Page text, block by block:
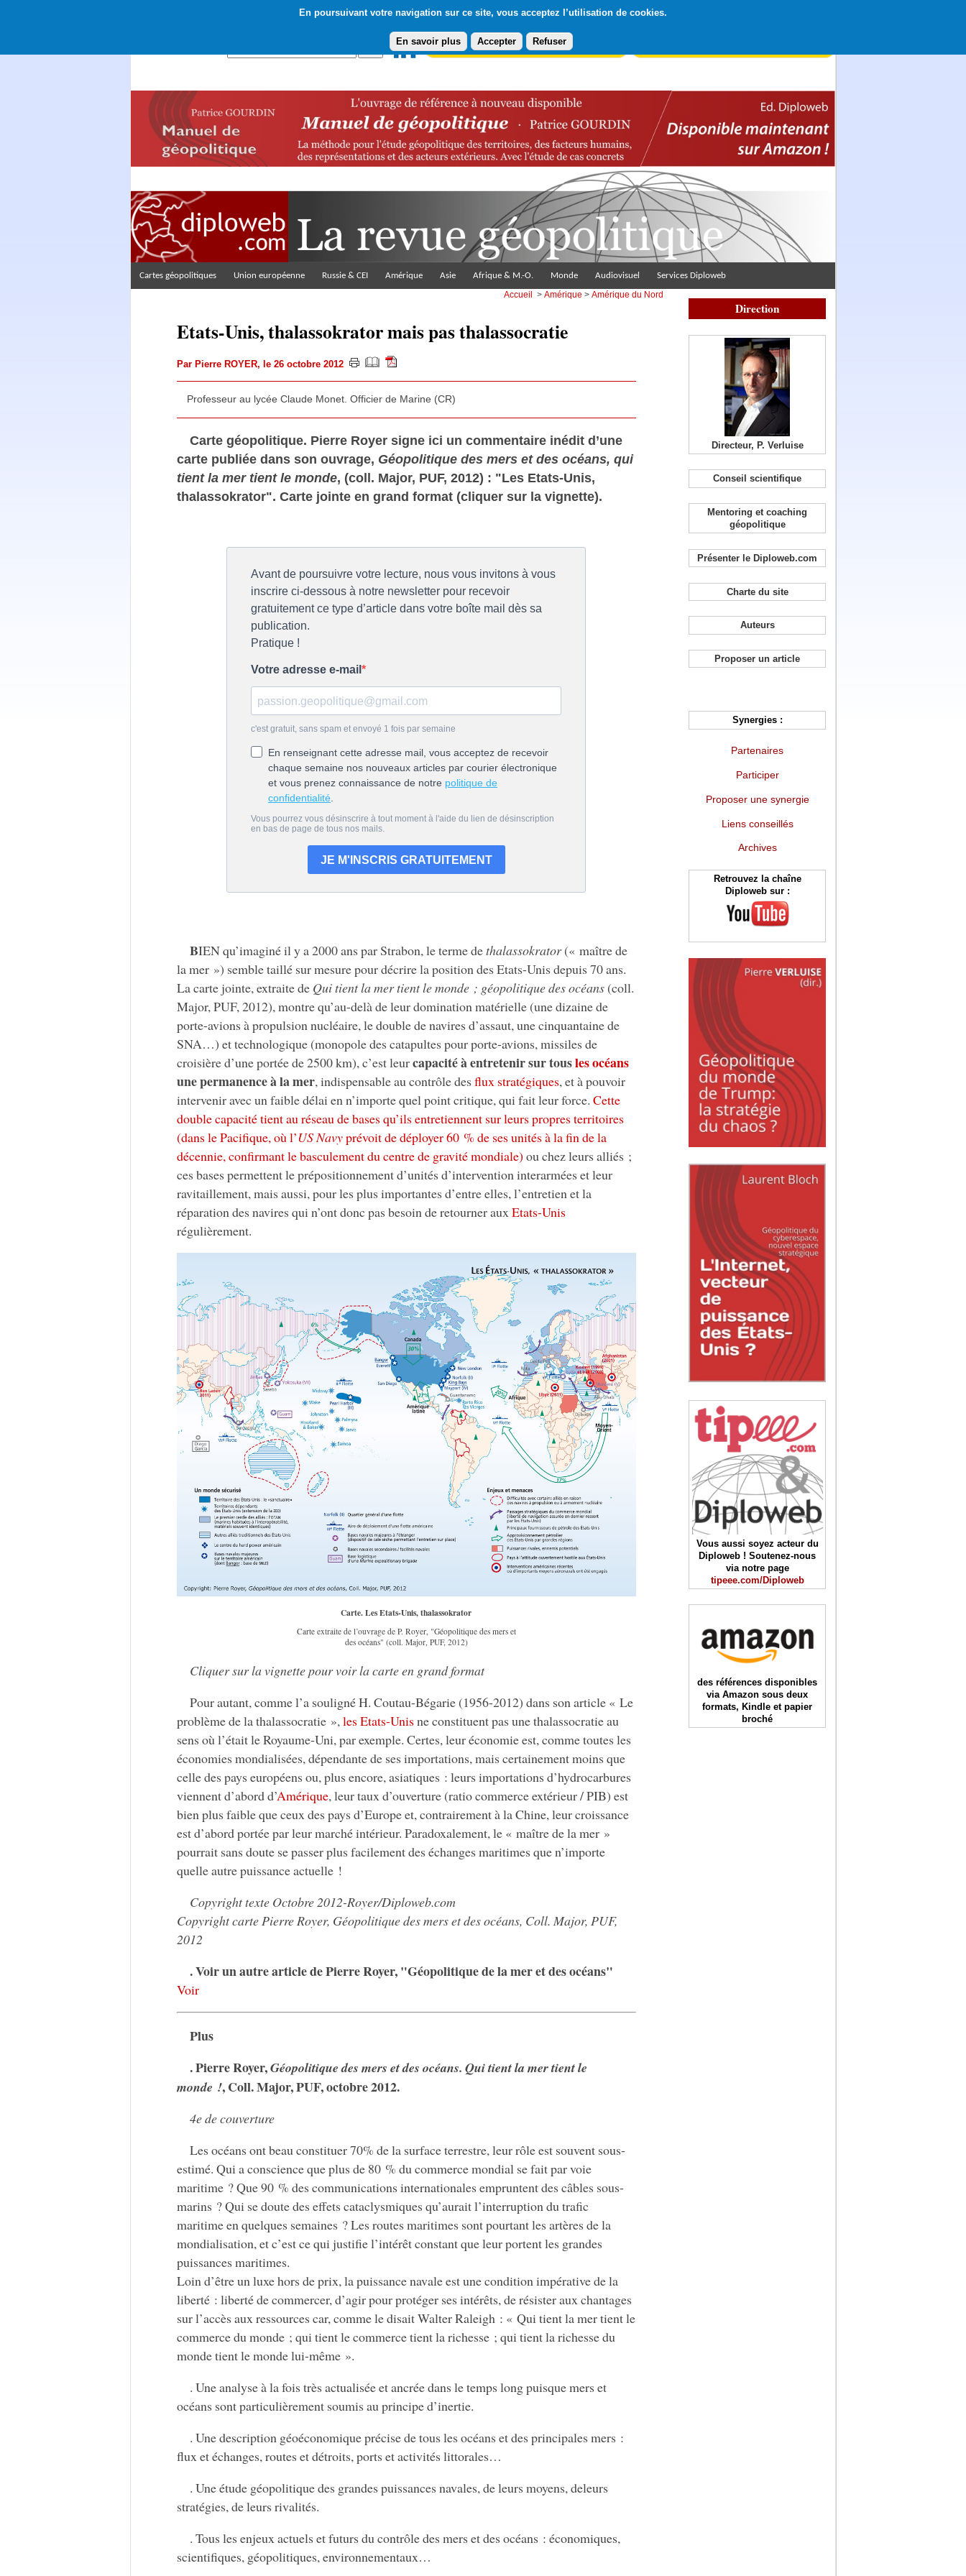
En poursuivant votre navigation sur ce site, vous acceptez l’utilisation de cookies.
En savoir plus Accepter Refuser
Abonnement gratuit à la Lettre du Diploweb
Cartes géopolitiques Union européenne Russie & CEI Amérique Asie Afrique & M.-O. Monde Audiovisuel Services Diploweb
Accueil >Amérique >Amérique du Nord
Etats-Unis, thalassokrator mais pas thalassocratie
Par Pierre ROYER, le 26 octobre 2012
Professeur au lycée Claude Monet. Officier de Marine (CR)
Carte géopolitique. Pierre Royer signe ici un commentaire inédit d’une
carte publiée dans son ouvrage, Géopolitique des mers et des océans, qui
tient la mer tient le monde, (coll. Major, PUF, 2012) : "Les Etats-Unis,
thalassokrator". Carte jointe en grand format (cliquer sur la vignette).
BIEN qu’imaginé il y a 2000 ans par Strabon, le terme dethalassokrator(« maître de
la mer ») semble taillé sur mesure pour décrire la position des Etats-Unis depuis 70 ans.
La carte jointe, extraite de Qui tient la mer tient le monde ; géopolitique des océans(coll.
Major, PUF, 2012), montre qu’au-delà de leur domination matérielle (une dizaine de
porte-avions à propulsion nucléaire, le double de navires d’assaut, une cinquantaine de
SNA…) et technologique (monopole des catapultes pour porte-avions, missiles de
croisière d’une portée de 2500 km), c’est leurcapacité à entretenir sur tousles océans
une permanence à la mer, indispensable au contrôle des flux stratégiques, et à pouvoir
intervenir avec un faible délai en n’importe quel point critique, qui fait leur force. Cette
double capacité tient au réseau de bases qu’ils entretiennent sur leurs propres territoires
(dans le Pacifique, où l’US Navyprévoit de déployer 60 % de ses unités à la fin de la
décennie, confirmant le basculement du centre de gravité mondiale) ou chez leurs alliés ;
ces bases permettent le prépositionnement d’unités d’intervention interarmées et leur
ravitaillement, mais aussi, pour les plus importantes d’entre elles, l’entretien et la
réparation des navires qui n’ont donc pas besoin de retourner auxEtats-Unis
régulièrement.
Carte. Les Etats-Unis, thalassokrator
Carte extraite de l’ouvrage de P. Royer, "Géopolitique des mers et
des océans" (coll. Major, PUF, 2012)
Cliquer sur la vignette pour voir la carte en grand format
Pour autant, comme l’a souligné H. Coutau-Bégarie (1956-2012) dans son article « Le
problème de la thalassocratie »,les Etats-Unisne constituent pas une thalassocratie au
sens où l’était le Royaume-Uni, par exemple. Certes, leur économie est, comme toutes les
économies mondialisées, dépendante de ses importations, mais certainement moins que
celle des pays européens ou, plus encore, asiatiques : leurs importations d’hydrocarbures
viennent d’abord d’Amérique, leur taux d’ouverture (ratio commerce extérieur / PIB) est
bien plus faible que ceux des pays d’Europe et, contrairement à la Chine, leur croissance
est d’abord portée par leur marché intérieur. Paradoxalement, le « maître de la mer »
pourrait sans doute se passer plus facilement des échanges maritimes que n’importe
quelle autre puissance actuelle !
Copyright texte Octobre 2012-Royer/Diploweb.com
Copyright carte Pierre Royer, Géopolitique des mers et des océans, Coll. Major, PUF,
2012
. Voir un autre article de Pierre Royer, "Géopolitique de la mer et des océans"
Voir
Plus
. Pierre Royer,Géopolitique des mers et des océans. Qui tient la mer tient le
monde !, Coll. Major, PUF, octobre 2012.
4e de couverture
Les océans ont beau constituer 70% de la surface terrestre, leur rôle est souvent sous-
estimé. Qui a conscience que plus de 80 % du commerce mondial se fait par voie
maritime ? Que 90 % des communications internationales empruntent des câbles sous-
marins ? Qui se doute des effets cataclysmiques qu’aurait l’interruption du trafic
maritime en quelques semaines ? Les routes maritimes sont pourtant les artères de la
mondialisation, et c’est ce qui justifie l’intérêt constant que leur portent les grandes
puissances maritimes.
Loin d’être un luxe hors de prix, la puissance navale est une condition impérative de la
liberté : liberté de commercer, d’agir pour protéger ses intérêts, de résister aux chantages
sur l’accès aux ressources car, comme le disait Walter Raleigh : « Qui tient la mer tient le
commerce du monde ; qui tient le commerce tient la richesse ; qui tient la richesse du
monde tient le monde lui-même ».
. Une analyse à la fois très actualisée et ancrée dans le temps long puisque mers et
océans sont particulièrement soumis au principe d’inertie.
. Une description géoéconomique précise de tous les océans et des principales mers :
flux et échanges, routes et détroits, ports et activités littorales…
. Une étude géopolitique des grandes puissances navales, de leurs moyens, deleurs
stratégies, de leurs rivalités.
. Tous les enjeux actuels et futurs du contrôle des mers et des océans : économiques,
scientifiques, géopolitiques, environnementaux…
Direction
Directeur, P. Verluise
Conseil scientifique
Mentoring et coaching
géopolitique
Présenter le Diploweb.com
Charte du site
Auteurs
Proposer un article
Synergies :
Partenaires
Participer
Proposer une synergie
Liens conseillés
Archives
Retrouvez la chaîne
Diploweb sur :
Vous aussi soyez acteur du
Diploweb ! Soutenez-nous
via notre page
tipeee.com/Diploweb
des références disponibles
via Amazon sous deux
formats, Kindle et papier
broché